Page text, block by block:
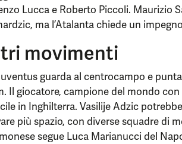
Lucca e Roberto Piccoli. Maurizio
ma l’Atalanta chiede un
movimenti
guarda al centrocampo e
Il giocatore, campione del mondo
in Inghilterra. Vasilije Adzic
più spazio, con diverse squadre di
segue Luca Marianucci del